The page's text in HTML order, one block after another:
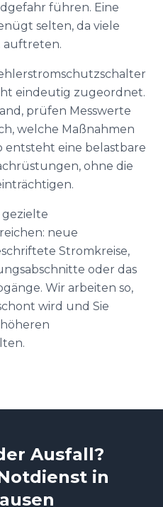
führen. Eine
selten, da viele
auftreten.
eindeutig zugeordnet.
prüfen Messwerte
welche Maßnahmen
entsteht eine belastbare
ohne die
gezielte
neue
Stromkreise,
oder das
Wir arbeiten so,
wird und Sie
Ausfall?
in